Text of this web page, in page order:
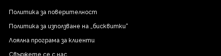
Политика за поверителност
Политика за използване на „бисквитки“
Лоялна програма за клиенти
Свържете се с нас